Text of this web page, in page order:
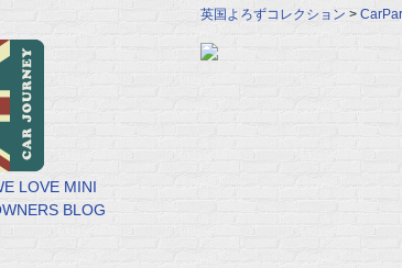
英国よろずコレクション >